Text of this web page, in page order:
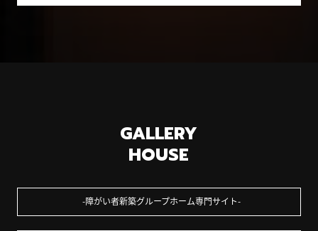
GALLERY
HOUSE
障がい者新築グループホーム専門サイト